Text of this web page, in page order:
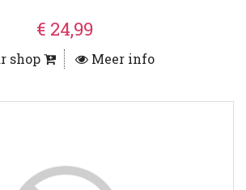
€ 24,99
shop Meer info